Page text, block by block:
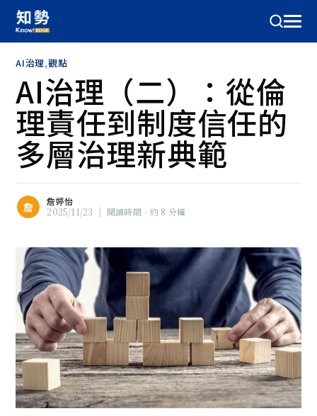
AI治理,觀點
AI治理（二）：從倫
理責任到制度信任的
多層治理新典範
詹
詹婷怡
2025/11/23
| 閱讀時間‧約 8 分鐘